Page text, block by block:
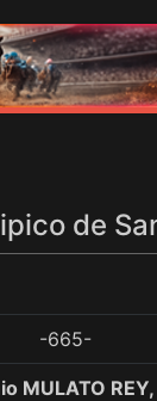
de
-665-
MULATO